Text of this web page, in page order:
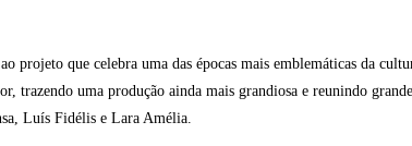
projeto que celebra uma das épocas mais emblemáticas da
uma produção ainda mais grandiosa e reunindo
Luís Fidélis e Lara Amélia.